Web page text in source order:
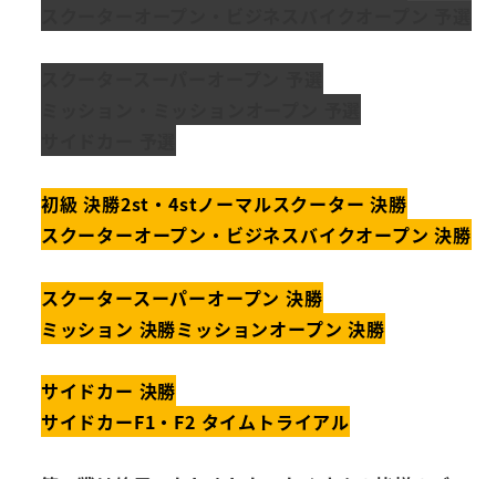
初級 決勝2st・4stノーマルスクーター 決勝
スクーターオープン・ビジネスバイクオープン 決勝
スクータースーパーオープン 決勝
ミッション 決勝ミッションオープン 決勝
サイドカー 決勝
サイドカーF1・F2 タイムトライアル